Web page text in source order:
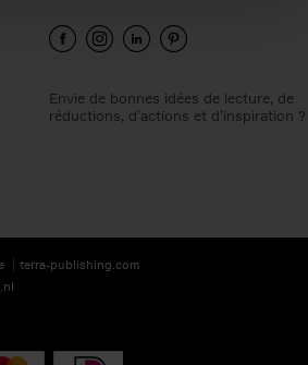
Envie de bonnes idées de lecture, de
réductions, d’actions et d’inspiration ?
terra-publishing.com